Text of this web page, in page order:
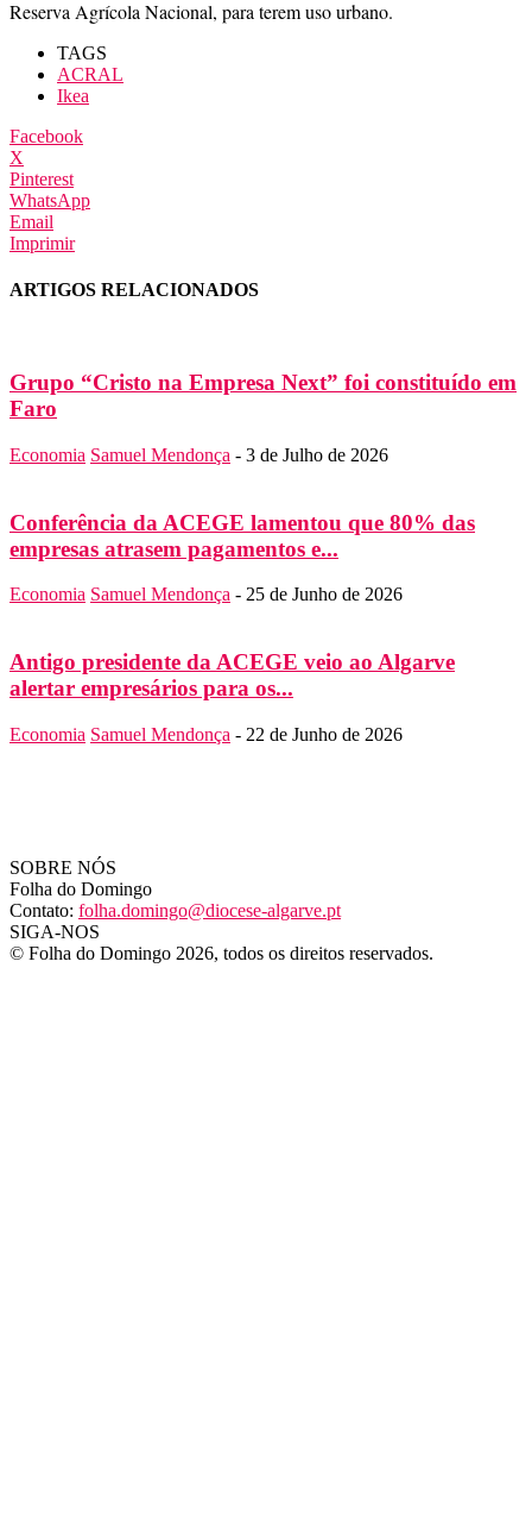
Reserva Agrícola Nacional, para terem uso urbano.
TAGS
ACRAL
Ikea
Facebook
X
Pinterest
WhatsApp
Email
Imprimir
ARTIGOS RELACIONADOS
Grupo “Cristo na Empresa Next” foi constituído em
Faro
Economia Samuel Mendonça - 3 de Julho de 2026
Conferência da ACEGE lamentou que 80% das
empresas atrasem pagamentos e...
Economia Samuel Mendonça - 25 de Junho de 2026
Antigo presidente da ACEGE veio ao Algarve
alertar empresários para os...
Economia Samuel Mendonça - 22 de Junho de 2026
SOBRE NÓS
Folha do Domingo
Contato: folha.domingo@diocese-algarve.pt
SIGA-NOS
© Folha do Domingo 2026, todos os direitos reservados.